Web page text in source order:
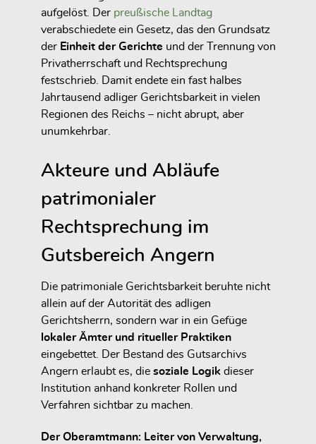
aufgelöst. Der preußische Landtag
verabschiedete ein Gesetz, das den Grundsatz
der Einheit der Gerichte und der Trennung von
Privatherrschaft und Rechtsprechung
festschrieb. Damit endete ein fast halbes
Jahrtausend adliger Gerichtsbarkeit in vielen
Regionen des Reichs – nicht abrupt, aber
unumkehrbar.
Akteure und Abläufe
patrimonialer
Rechtsprechung im
Gutsbereich Angern
Die patrimoniale Gerichtsbarkeit beruhte nicht
allein auf der Autorität des adligen
Gerichtsherrn, sondern war in ein Gefüge
lokaler Ämter und ritueller Praktiken
eingebettet. Der Bestand des Gutsarchivs
Angern erlaubt es, die soziale Logik dieser
Institution anhand konkreter Rollen und
Verfahren sichtbar zu machen.
Der Oberamtmann: Leiter von Verwaltung,